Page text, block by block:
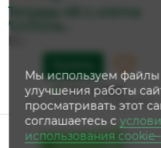
Тетрадь 48 л, клетка
'UniTone...
На складе
Дата доставки:11 августа
Мы используем файлы
улучшения работы
просматривать этот
соглашаетесь с
использования